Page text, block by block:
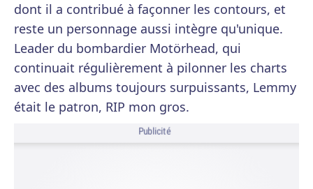
dont il a contribué à façonner les contours, et
reste un personnage aussi intègre qu'unique.
Leader du bombardier Motörhead, qui
continuait régulièrement à pilonner les charts
avec des albums toujours surpuissants, Lemmy
était le patron, RIP mon gros.
Publicité